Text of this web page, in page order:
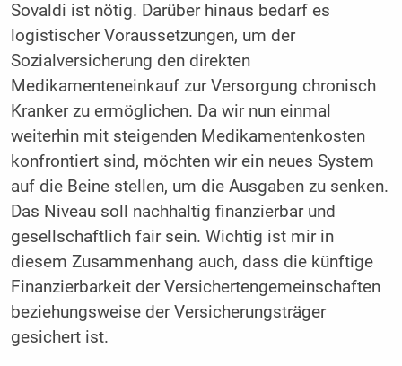
Sovaldi ist nötig. Darüber hinaus bedarf es
logistischer Voraussetzungen, um der
Sozialversicherung den direkten
Medikamenteneinkauf zur Versorgung chronisch
Kranker zu ermöglichen. Da wir nun einmal
weiterhin mit steigenden Medikamentenkosten
konfrontiert sind, möchten wir ein neues System
auf die Beine stellen, um die Ausgaben zu senken.
Das Niveau soll nachhaltig finanzierbar und
gesellschaftlich fair sein. Wichtig ist mir in
diesem ­Zusammenhang auch, dass die künftige
Finanzierbarkeit der Versichertengemeinschaften
beziehungsweise der Versicherungsträger
gesichert ist.